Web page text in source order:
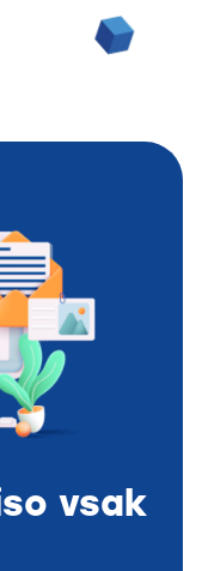
vsak